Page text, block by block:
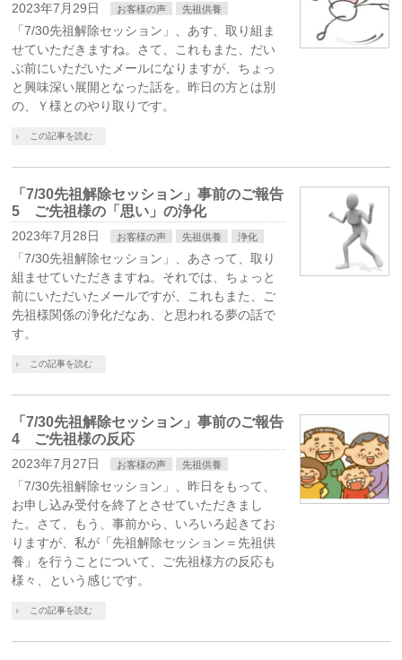
2023年7月29日 お客様の声 先祖供養
「7/30先祖解除セッション」、あす、取り組ま
せていただきますね。さて、これもまた、だい
ぶ前にいただいたメールになりますが、ちょっ
と興味深い展開となった話を。昨日の方とは別
の、Ｙ様とのやり取りです。
この記事を読む
「7/30先祖解除セッション」事前のご報告
5 ご先祖様の「思い」の浄化
2023年7月28日 お客様の声 先祖供養 浄化
「7/30先祖解除セッション」、あさって、取り
組ませていただきますね。それでは、ちょっと
前にいただいたメールですが、これもまた、ご
先祖様関係の浄化だなあ、と思われる夢の話で
す。
この記事を読む
「7/30先祖解除セッション」事前のご報告
4 ご先祖様の反応
2023年7月27日 お客様の声 先祖供養
「7/30先祖解除セッション」、昨日をもって、
お申し込み受付を終了とさせていただきまし
た。さて、もう、事前から、いろいろ起きてお
りますが、私が「先祖解除セッション＝先祖供
養」を行うことについて、ご先祖様方の反応も
様々、という感じです。
この記事を読む